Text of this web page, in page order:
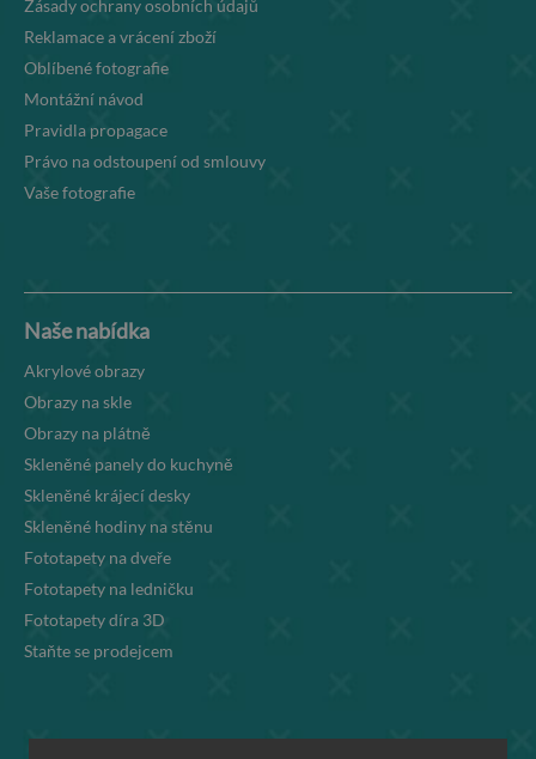
Zásady ochrany osobních údajů
Reklamace a vrácení zboží
Oblíbené fotografie
Montážní návod
Pravidla propagace
Právo na odstoupení od smlouvy
Vaše fotografie
Naše nabídka
Akrylové obrazy
Obrazy na skle
Obrazy na plátně
Skleněné panely do kuchyně
Skleněné krájecí desky
Skleněné hodiny na stěnu
Fototapety na dveře
Fototapety na ledničku
Fototapety díra 3D
Staňte se prodejcem